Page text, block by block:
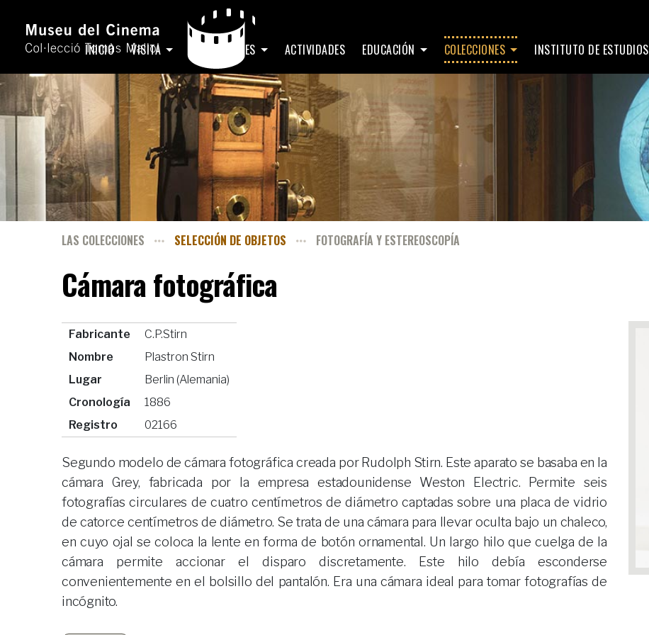
INICIO VISITA EXPOSICIONES ACTIVIDADES EDUCACIÓN COLECCIONES INSTITUTO DE ESTUDIOS
LAS COLECCIONES SELECCIÓN DE OBJETOS FOTOGRAFÍA Y ESTEREOSCOPÍA
Cámara fotográfica
Fabricante
C.P.Stirn
Nombre
Plastron Stirn
Lugar
Berlin (Alemania)
Cronología
1886
Registro
02166
Segundo modelo de cámara fotográfica creada por Rudolph Stirn. Este aparato se basaba en la
cámara Grey, fabricada por la empresa estadounidense Weston Electric. Permite seis
fotografías circulares de cuatro centímetros de diámetro captadas sobre una placa de vidrio
de catorce centímetros de diámetro. Se trata de una cámara para llevar oculta bajo un chaleco,
en cuyo ojal se coloca la lente en forma de botón ornamental. Un largo hilo que cuelga de la
cámara permite accionar el disparo discretamente. Este hilo debía esconderse
convenientemente en el bolsillo del pantalón. Era una cámara ideal para tomar fotografías de
incógnito.